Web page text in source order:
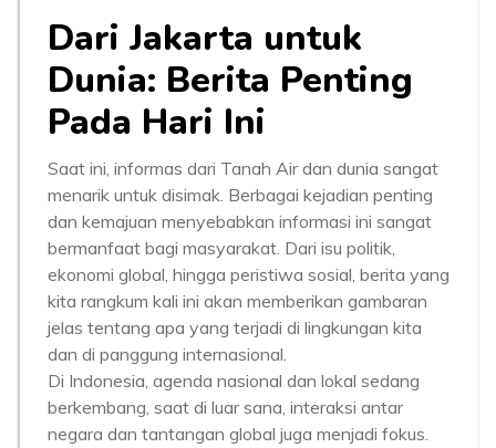
Dari Jakarta untuk
Dunia: Berita Penting
Pada Hari Ini
Saat ini, informas dari Tanah Air dan dunia sangat
menarik untuk disimak. Berbagai kejadian penting
dan kemajuan menyebabkan informasi ini sangat
bermanfaat bagi masyarakat. Dari isu politik,
ekonomi global, hingga peristiwa sosial, berita yang
kita rangkum kali ini akan memberikan gambaran
jelas tentang apa yang terjadi di lingkungan kita
dan di panggung internasional.
Di Indonesia, agenda nasional dan lokal sedang
berkembang, saat di luar sana, interaksi antar
negara dan tantangan global juga menjadi fokus.